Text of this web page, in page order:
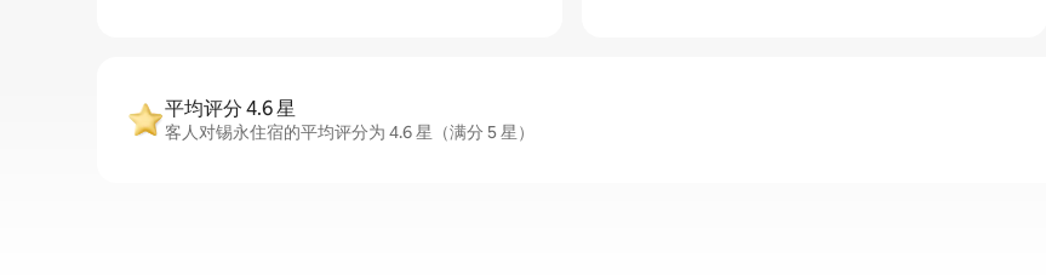
平均评分 4.6 星
客人对锡永住宿的平均评分为 4.6 星（满分 5 星）